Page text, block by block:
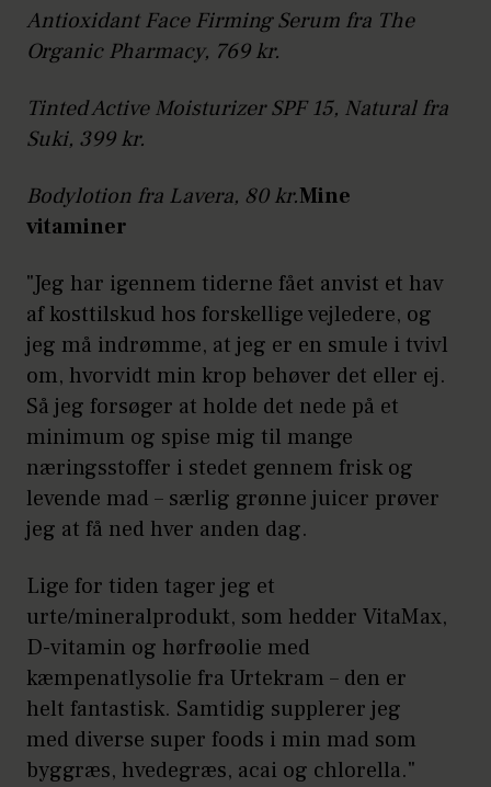
Antioxidant Face Firming Serum fra The
Organic Pharmacy, 769 kr.
Tinted Active Moisturizer SPF 15, Natural fra
Suki, 399 kr.
Bodylotion fra Lavera, 80 kr.Mine
vitaminer
"Jeg har igennem tiderne fået anvist et hav
af kosttilskud hos forskellige vejledere, og
jeg må indrømme, at jeg er en smule i tvivl
om, hvorvidt min krop behøver det eller ej.
Så jeg forsøger at holde det nede på et
minimum og spise mig til mange
næringsstoffer i stedet gennem frisk og
levende mad – særlig grønne juicer prøver
jeg at få ned hver anden dag.
Lige for tiden tager jeg et
urte/mineralprodukt, som hedder VitaMax,
D-vitamin og hørfrøolie med
kæmpenatlysolie fra Urtekram – den er
helt fantastisk. Samtidig supplerer jeg
med diverse super foods i min mad som
byggræs, hvedegræs, acai og chlorella."